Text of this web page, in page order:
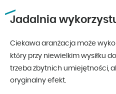
Jadalnia
Ciekawa aranżacja może
który przy niewielkim wysiłku
trzeba zbytnich umiejętności,
oryginalny efekt.